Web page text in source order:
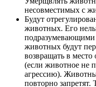
несовместимых с
Будут
животных. Его
подразумевающими
животных будут
возвращать в
(если животное не
агрессию).
повторно запретят.